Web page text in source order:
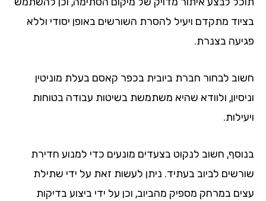
מתקדם ויעיל להסרת השורשים באופן יסודי וללא
בצנרת.
לבחור חברת ביובית בכפר קאסם בעלת מוניטין
ולוודא שהיא משתמשת בשיטות עבודה בטוחות
חשוב לנקוט בצעדים מונעים כדי למנוע חדירת
לביוב בעתיד. ניתן לעשות זאת על ידי שתילת
במרחק מספיק מהביוב, וכן על ידי ביצוע בדיקות